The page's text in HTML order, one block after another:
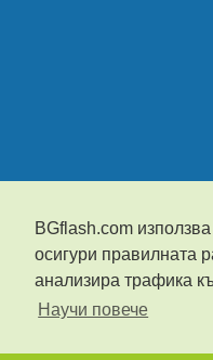
BGflash.com
осигури правилната
анализира трафика
Научи повече